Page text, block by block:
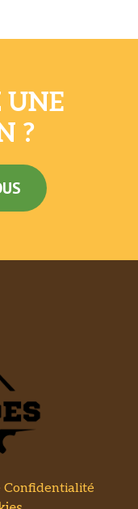
UNE
?
Confidentialité